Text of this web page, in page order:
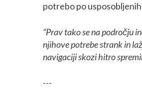
potrebo po
“Prav tako se na področju
njihove potrebe strank in
navigaciji skozi hitro
---